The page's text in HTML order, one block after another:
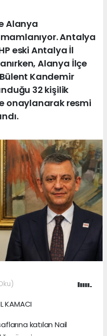
Alanya
Antalya
eski Antalya İl
Alanya İlçe
Kandemir
32 kişilik
onaylanarak resmi
KAMACI
katılan Nail